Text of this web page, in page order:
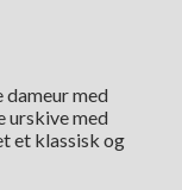
dameur med
urskive med
et klassisk og